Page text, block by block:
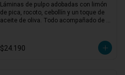
*El peso neto corresponde al producto
en su presentación completa, salsas o
acompañamientos incluidos.
Láminas de pulpo adobadas con limón
de pica, rocoto, cebollín y un toque de
aceite de oliva. Todo acompañado de
quienes buscan algo especial y lleno
de sabor! 🐙🍋
$24.190